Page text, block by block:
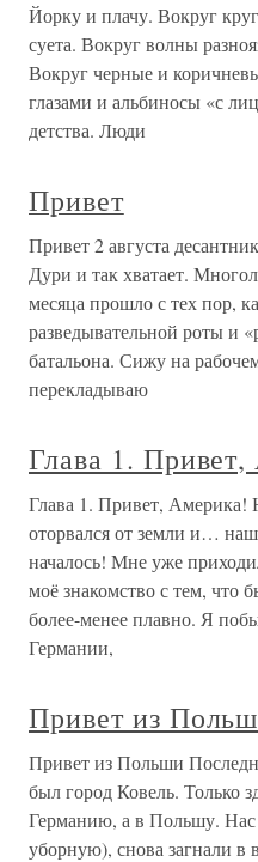
Йорку и плачу. Вокруг
суета. Вокруг волны
Вокруг черные и
глазами и альбиносы «с
детства. Люди
Привет
Привет 2 августа
Дури и так хватает.
месяца прошло с тех пор,
разведывательной роты и
батальона. Сижу на
перекладываю
Глава 1.
Глава 1. Привет, Америка!
оторвался от земли и…
началось! Мне уже
моё знакомство с тем, что
более-менее плавно. Я
Германии,
Привет из
Привет из Польши
был город Ковель. Только
Германию, а в Польшу. Нас
уборную), снова загнали в